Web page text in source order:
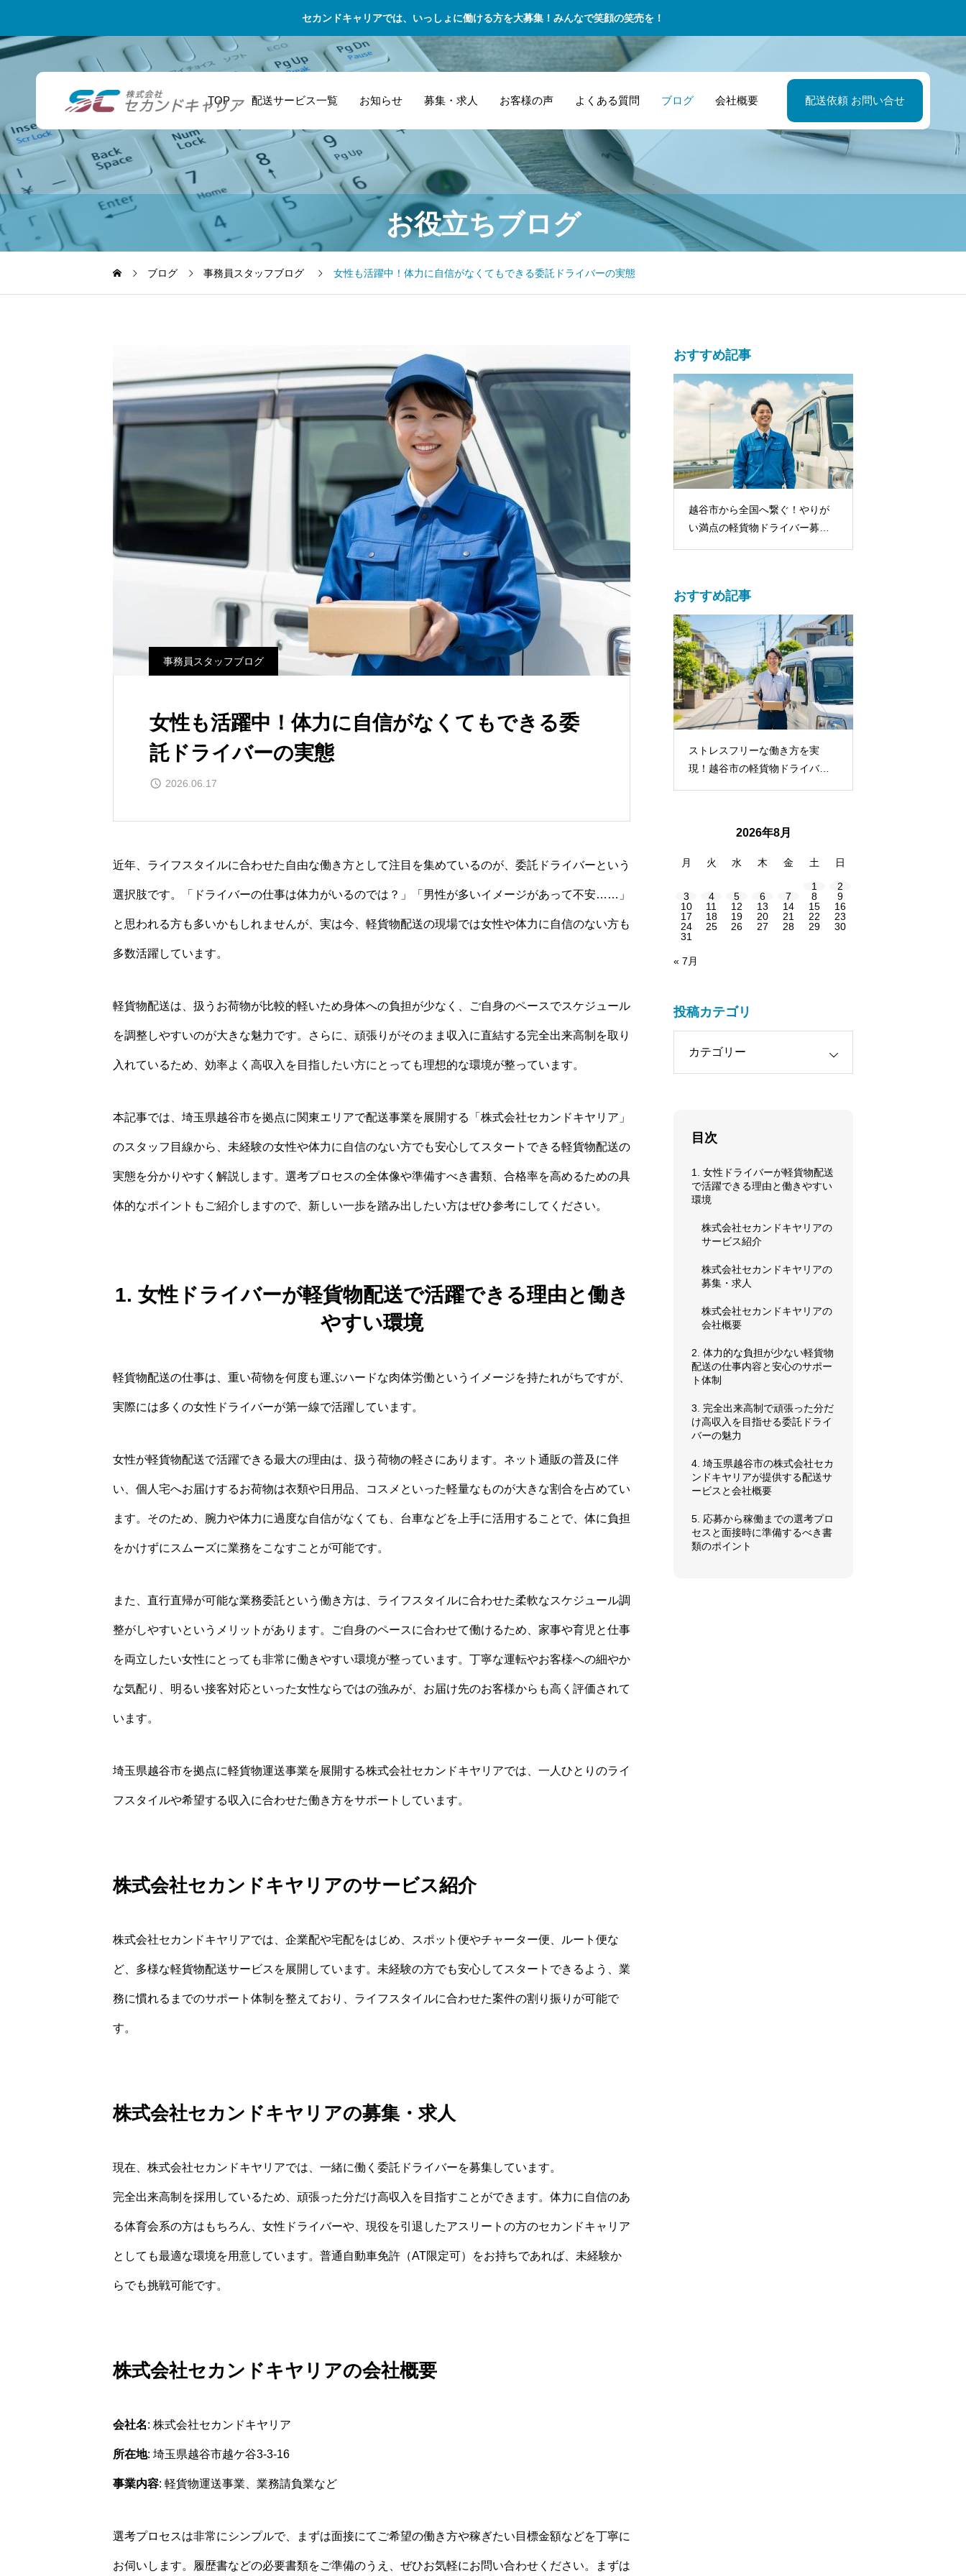
セカンドキャリアでは、いっしょに働ける方を大募集！みんなで笑顔の笑売を！
TOP 配送サービス一覧 お知らせ 募集・求人 お客様の声 よくある質問 ブログ 会社概要 配送依頼 お問い合せ
代走業務 – 人手不
足を解決するプロ
フェッショナルサ
せ殺到のため只今
新規受付ストップ
セカンドキャリア
の特徴その３ 全
力で夢を応援する
へ。それが仕事へ
の姿勢へ。
管理業務 – 効率的
な倉庫・在庫管理
テレビ局・番組制
作担当 生放送に必
要な機材を当日配
えるスポット配送
サービス
女性も活躍できる
お仕事♪
商社・配送担当 取
引先への定期配送
がスムーズに！業
商社の物流戦略
営をサポート
引退後すぐに準備
したい！スポーツ
選手のためのセカ
2026年最新版！ア
スリートのセカン
ドキャリアに向け
委託ドライバーの
リアルな日常！未
経験から飛び込ん
お役立ちブログ
ブログ 事務員スタッフブログ 女性も活躍中！体力に自信がなくてもできる委託ドライバーの実態
事務員スタッフブログ
女性も活躍中！体力に自信がなくてもできる委
託ドライバーの実態
2026.06.17
近年、ライフスタイルに合わせた自由な働き方として注目を集めているのが、委託ドライバーという
選択肢です。「ドライバーの仕事は体力がいるのでは？」「男性が多いイメージがあって不安……」
と思われる方も多いかもしれませんが、実は今、軽貨物配送の現場では女性や体力に自信のない方も
多数活躍しています。
軽貨物配送は、扱うお荷物が比較的軽いため身体への負担が少なく、ご自身のペースでスケジュール
を調整しやすいのが大きな魅力です。さらに、頑張りがそのまま収入に直結する完全出来高制を取り
入れているため、効率よく高収入を目指したい方にとっても理想的な環境が整っています。
本記事では、埼玉県越谷市を拠点に関東エリアで配送事業を展開する「株式会社セカンドキヤリア」
のスタッフ目線から、未経験の女性や体力に自信のない方でも安心してスタートできる軽貨物配送の
実態を分かりやすく解説します。選考プロセスの全体像や準備すべき書類、合格率を高めるための具
体的なポイントもご紹介しますので、新しい一歩を踏み出したい方はぜひ参考にしてください。
1. 女性ドライバーが軽貨物配送で活躍できる理由と働き
やすい環境
軽貨物配送の仕事は、重い荷物を何度も運ぶハードな肉体労働というイメージを持たれがちですが、
実際には多くの女性ドライバーが第一線で活躍しています。
女性が軽貨物配送で活躍できる最大の理由は、扱う荷物の軽さにあります。ネット通販の普及に伴
い、個人宅へお届けするお荷物は衣類や日用品、コスメといった軽量なものが大きな割合を占めてい
ます。そのため、腕力や体力に過度な自信がなくても、台車などを上手に活用することで、体に負担
をかけずにスムーズに業務をこなすことが可能です。
また、直行直帰が可能な業務委託という働き方は、ライフスタイルに合わせた柔軟なスケジュール調
整がしやすいというメリットがあります。ご自身のペースに合わせて働けるため、家事や育児と仕事
を両立したい女性にとっても非常に働きやすい環境が整っています。丁寧な運転やお客様への細やか
な気配り、明るい接客対応といった女性ならではの強みが、お届け先のお客様からも高く評価されて
います。
埼玉県越谷市を拠点に軽貨物運送事業を展開する株式会社セカンドキヤリアでは、一人ひとりのライ
フスタイルや希望する収入に合わせた働き方をサポートしています。
株式会社セカンドキヤリアのサービス紹介
株式会社セカンドキヤリアでは、企業配や宅配をはじめ、スポット便やチャーター便、ルート便な
ど、多様な軽貨物配送サービスを展開しています。未経験の方でも安心してスタートできるよう、業
務に慣れるまでのサポート体制を整えており、ライフスタイルに合わせた案件の割り振りが可能で
す。
株式会社セカンドキヤリアの募集・求人
現在、株式会社セカンドキヤリアでは、一緒に働く委託ドライバーを募集しています。
完全出来高制を採用しているため、頑張った分だけ高収入を目指すことができます。体力に自信のあ
る体育会系の方はもちろん、女性ドライバーや、現役を引退したアスリートの方のセカンドキャリア
としても最適な環境を用意しています。普通自動車免許（AT限定可）をお持ちであれば、未経験か
らでも挑戦可能です。
株式会社セカンドキヤリアの会社概要
会社名: 株式会社セカンドキヤリア
所在地: 埼玉県越谷市越ケ谷3-3-16
事業内容: 軽貨物運送事業、業務請負業など
選考プロセスは非常にシンプルで、まずは面接にてご希望の働き方や稼ぎたい目標金額などを丁寧に
お伺いします。履歴書などの必要書類をご準備のうえ、ぜひお気軽にお問い合わせください。まずは
目次
1. 女性ドライバーが軽貨物配送
で活躍できる理由と働きやすい
環境
株式会社セカンドキヤリアの
サービス紹介
株式会社セカンドキヤリアの
募集・求人
株式会社セカンドキヤリアの
会社概要
2. 体力的な負担が少ない軽貨物
配送の仕事内容と安心のサポー
ト体制
3. 完全出来高制で頑張った分だ
け高収入を目指せる委託ドライ
バーの魅力
4. 埼玉県越谷市の株式会社セカ
ンドキヤリアが提供する配送サ
ービスと会社概要
5. 応募から稼働までの選考プロ
セスと面接時に準備するべき書
類のポイント
おすすめ記事
独立支援プログラムの実態と
は？利用者の本音に迫る
越谷市から全国へ繋ぐ！やりが
い満点の軽貨物ドライバー募集
おすすめ記事
ストレスフリーな働き方を実
現！越谷市の軽貨物ドライバー
2026年8月
月 火 水 木 金 土 日
1
2
3
4 5 6 7 8
9
10
11 12 13 14 15
16
17
18 19 20 21 22
23
24
25 26 27 28 29
30
31
« 7月
投稿カテゴリ